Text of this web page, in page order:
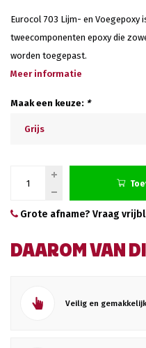
Eurocol 703 Lijm- en Voegepoxy
tweecomponenten epoxy die
worden toegepast.
Meer informatie
Maak een keuze: *
Grijs
Grote afname? Vraag
DAAROM VAN
Veilig en